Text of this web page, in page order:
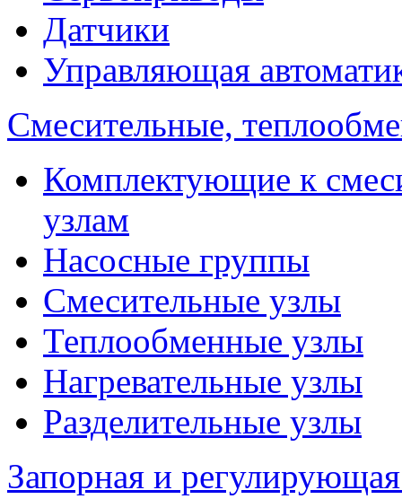
Датчики
Управляющая
Смесительные,
Комплектующие к
узлам
Насосные группы
Смесительные узлы
Теплообменные узлы
Нагревательные узлы
Разделительные узлы
Запорная и